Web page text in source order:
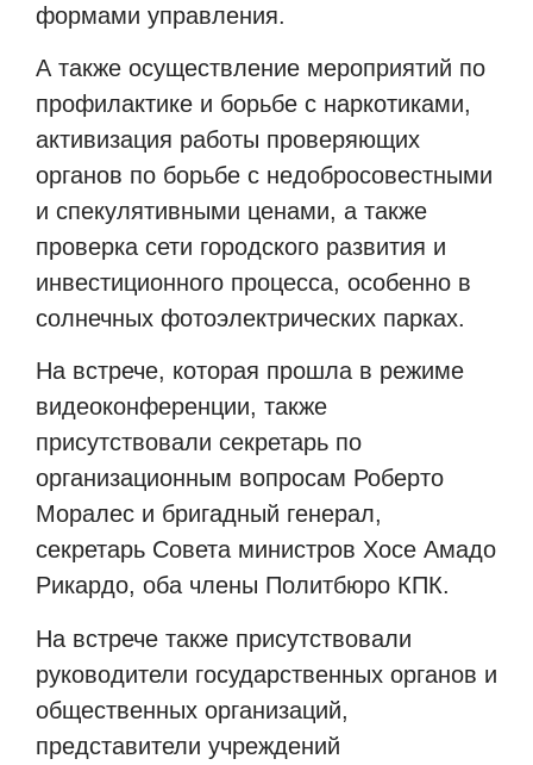
формами управления.
А также осуществление мероприятий по
профилактике и борьбе с наркотиками,
активизация работы проверяющих
органов по борьбе с недобросовестными
и спекулятивными ценами, а также
проверка сети городского развития и
инвестиционного процесса, особенно в
солнечных фотоэлектрических парках.
На встрече, которая прошла в режиме
видеоконференции, также
присутствовали секретарь по
организационным вопросам Роберто
Моралес и бригадный генерал,
секретарь Совета министров Хосе Амадо
Рикардо, оба члены Политбюро КПК.
На встрече также присутствовали
руководители государственных органов и
общественных организаций,
представители учреждений